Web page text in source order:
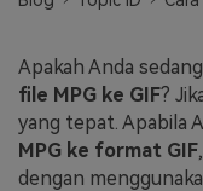
FAQs
Tips &
Apakah Anda
file MPG ke GIF?
yang tepat. Apabila
MPG ke format GIF
dengan